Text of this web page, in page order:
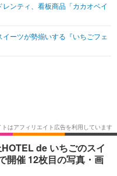
その他
その他
ンティ、看板商品「カカオベイ
ーツが勢揃いする『いちごフェ
de いちごのスイ
開催 12枚目の写真・画